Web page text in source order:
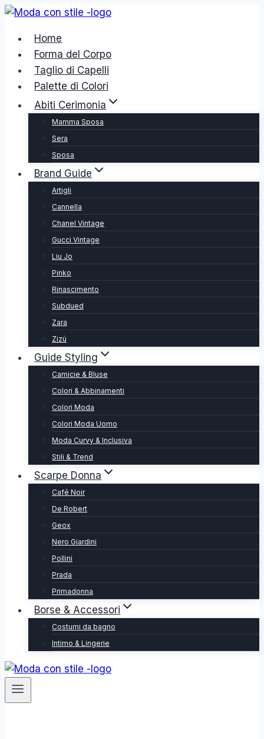
Salta
contenuto
Home
Forma del Corpo
Taglio di Capelli
Palette di Colori
Abiti Cerimonia
Mamma Sposa
Sera
Sposa
Brand Guide
Artigli
Cannella
Chanel Vintage
Gucci Vintage
Liu Jo
Pinko
Rinascimento
Subdued
Zara
Zizù
Guide Styling
Camicie & Bluse
Colori & Abbinamenti
Colori Moda
Colori Moda Uomo
Moda Curvy & Inclusiva
Stili & Trend
Scarpe Donna
Café Noir
De Robert
Geox
Nero Giardini
Pollini
Prada
Primadonna
Borse & Accessori
Costumi da bagno
Intimo & Lingerie